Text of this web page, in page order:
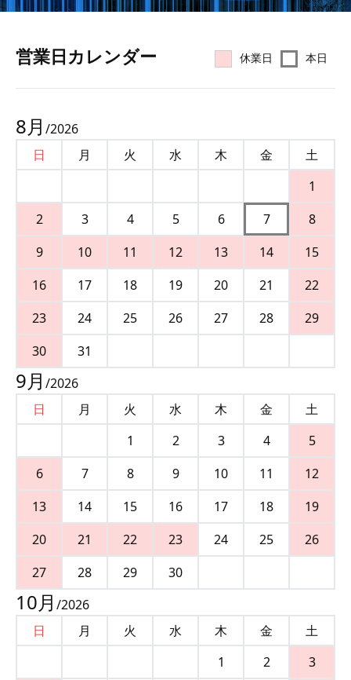
営業⽇カレンダー 休業日 本日
8月 /2026
日
月 火 水 木 金
土
1
2
3 4 5 6 7
8
9
10 11 12 13 14
15
16
17 18 19 20 21
22
23
24 25 26 27 28
29
30
31
9月 /2026
日
月 火 水 木 金
土
1
2 3 4
5
6
7 8 9 10 11
12
13
14 15 16 17 18
19
20
21 22 23 24 25
26
27
28 29 30
10月 /2026
日
月 火 水 木 金
土
1
2
3